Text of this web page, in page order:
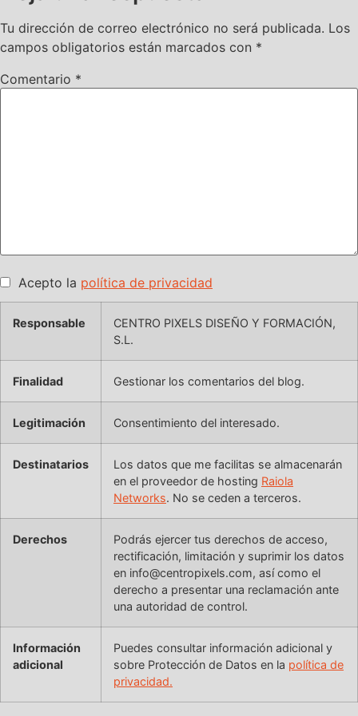
Tu dirección de correo electrónico no será publicada. Los
campos obligatorios están marcados con *
Comentario *
Acepto la política de privacidad
Responsable
CENTRO PIXELS DISEÑO Y FORMACIÓN,
S.L.
Finalidad Gestionar los comentarios del blog.
Legitimación Consentimiento del interesado.
Destinatarios
Los datos que me facilitas se almacenarán
en el proveedor de hosting Raiola
Networks. No se ceden a terceros.
Derechos
Podrás ejercer tus derechos de acceso,
rectificación, limitación y suprimir los datos
en info@centropixels.com, así como el
derecho a presentar una reclamación ante
una autoridad de control.
Información
adicional
Puedes consultar información adicional y
sobre Protección de Datos en la política de
privacidad.